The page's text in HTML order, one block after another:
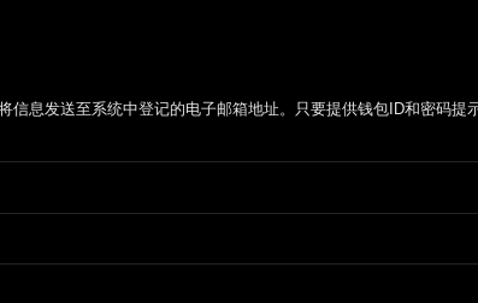
息发送至系统中登记的电子邮箱地址。只要提供钱包ID和密码提